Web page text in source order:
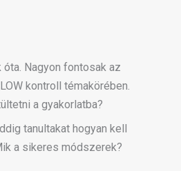
Nagyon fontosak az
kontroll témakörében.
a gyakorlatba?
tanultakat hogyan kell
a sikeres módszerek?